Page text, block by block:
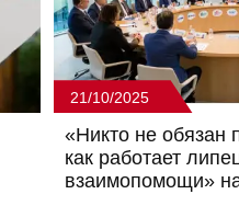
21/10/2025
«Никто не обязан
как работает
взаимопомощи»